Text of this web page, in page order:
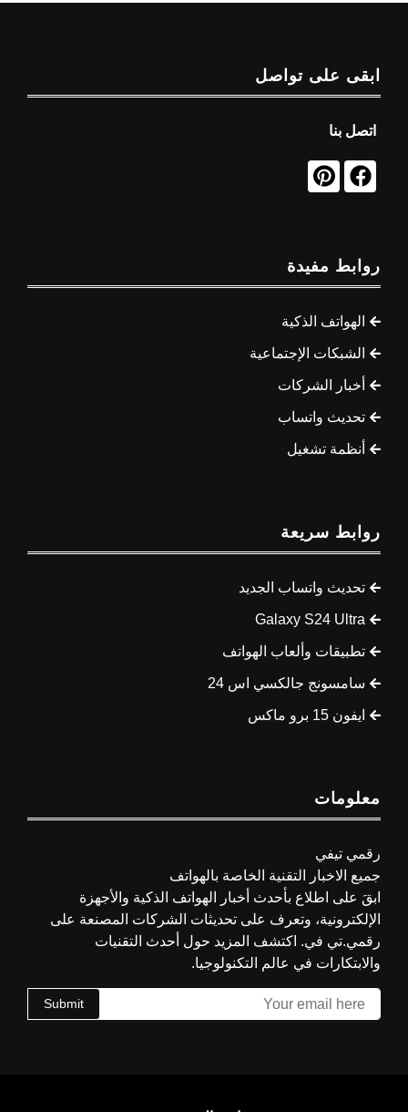
ابقى على تواصل
اتصل بنا
روابط مفيدة
الهواتف الذكية
الشبكات الإجتماعية
أخبار الشركات
تحديث واتساب
أنظمة تشغيل
روابط سريعة
تحديث واتساب الجديد
Galaxy S24 Ultra
تطبيقات وألعاب الهواتف
سامسونج جالكسي اس 24
ايفون 15 برو ماكس
معلومات
رقمي تيفي
جميع الاخبار التقنية الخاصة بالهواتف
ابقَ على اطلاع بأحدث أخبار الهواتف الذكية والأجهزة
الإلكترونية، وتعرف على تحديثات الشركات المصنعة على
رقمي.تي في. اكتشف المزيد حول أحدث التقنيات
والابتكارات في عالم التكنولوجيا.
Submit